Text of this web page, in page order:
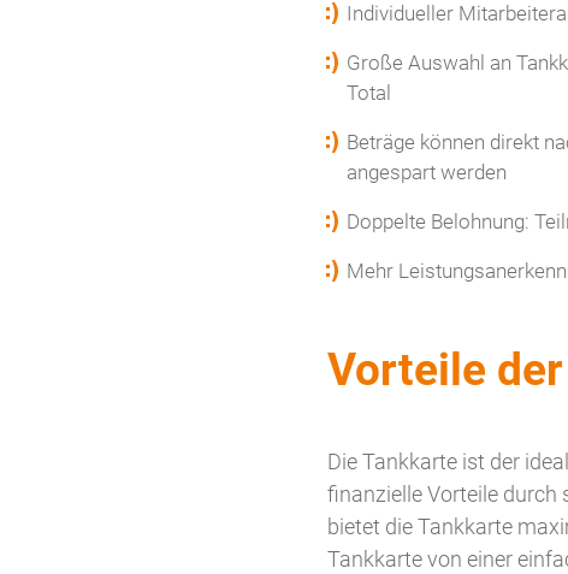
Individueller
Große Auswahl an
Total
Beträge können direkt
angespart werden
Doppelte Belohnung:
Mehr
Vorteile
Die Tankkarte ist der
finanzielle Vorteile durch
bietet die Tankkarte
Tankkarte von einer